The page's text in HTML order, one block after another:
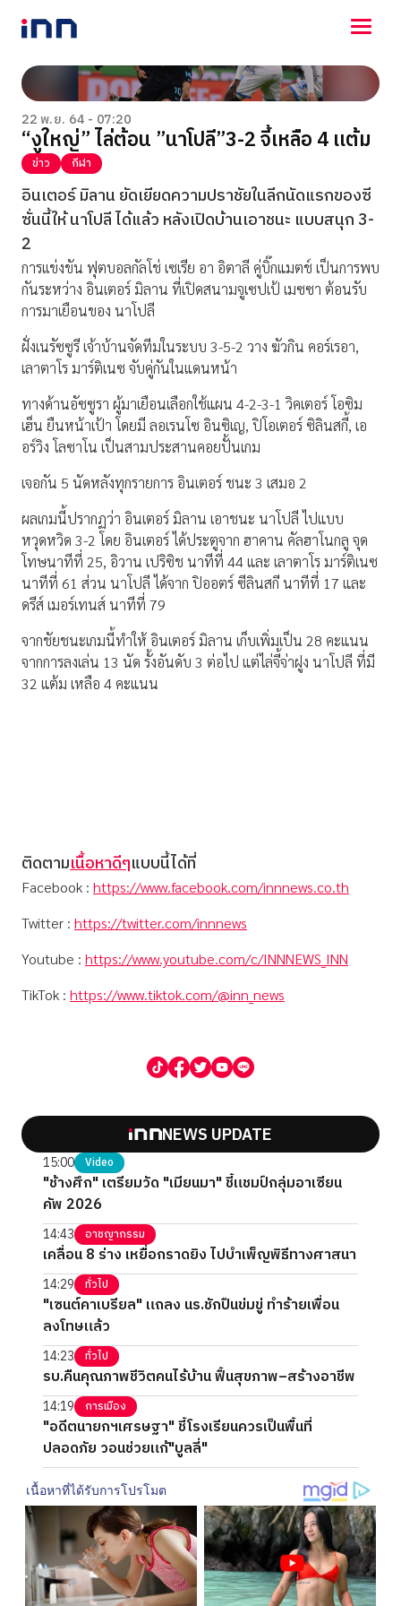
NEWS
ENTERTAINMENT
LIFESTYLE
HOROSCOPE
LOTTERY
VIDEO
ร่วมด้วยช่วยกัน
22 พ.ย. 64 - 07:20
“งูใหญ่” ไล่ต้อน ”นาโปลี”3-2 จี้เหลือ 4 เเต้ม
ข่าว กีฬา
อินเตอร์ มิลาน ยัดเยียดความปราชัยในลีกนัดแรกของซี
ซั่นนี้ให้ นาโปลี ได้แล้ว หลังเปิดบ้านเอาชนะ แบบสนุก 3-
2
การเเข่งขัน ฟุตบอลกัลโช่ เซเรีย อา อิตาลี คู่บิ๊กแมตช์ เป็นการพบ
กันระหว่าง อินเตอร์ มิลาน ที่เปิดสนามจูเซปเป้ เมซซา ต้อนรับ
การมาเยือนของ นาโปลี
ฝั่งเนรัซซูรี เจ้าบ้านจัดทีมในระบบ 3-5-2 วาง ฆัวกิน คอร์เรอา,
เลาตาโร มาร์ติเนซ จับคู่กันในแดนหน้า
ทางด้านอัซซูรา ผู้มาเยือนเลือกใช้แผน 4-2-3-1 วิคเตอร์ โอซิม
เฮ็น ยืนหน้าเป้า โดยมี ลอเรนโซ อินซิเญ, ปิโอเตอร์ ซิลินสกี้, เอ
อร์วิง โลซาโน เป็นสามประสานคอยปั้นเกม
เจอกัน 5 นัดหลังทุกรายการ อินเตอร์ ชนะ 3 เสมอ 2
ผลเกมนี้ปรากฏว่า อินเตอร์ มิลาน เอาชนะ นาโปลี ไปแบบ
หวุดหวิด 3-2 โดย อินเตอร์ ได้ประตูจาก ฮาคาน คัลฮาโนกลู จุด
โทษนาทีที่ 25, อิวาน เปริซิช นาทีที่ 44 และ เลาตาโร มาร์ติเนซ
นาทีที่ 61 ส่วน นาโปลี ได้จาก ปิออตร์ ซีลินสกี นาทีที่ 17 และ
ดรีส์ เมอร์เทนส์ นาทีที่ 79
จากชัยชนะเกมนี้ทำให้ อินเตอร์ มิลาน เก็บเพิ่มเป็น 28 คะแนน
จากการลงเล่น 13 นัด รั้งอันดับ 3 ต่อไป แต่ไล่จี้จ่าฝูง นาโปลี ที่มี
32 แต้ม เหลือ 4 คะแนน
ติดตามเนื้อหาดีๆแบบนี้ได้ที่
Facebook : https://www.facebook.com/innnews.co.th
Twitter : https://twitter.com/innnews
Youtube : https://www.youtube.com/c/INNNEWS_INN
TikTok : https://www.tiktok.com/@inn_news
NEWS UPDATE
15:00 Video
"ช้างศึก" เตรียมวัด "เมียนมา" ชี้แชมป์กลุ่มอาเซียน
คัพ 2026
14:43 อาชญากรรม
เคลื่อน 8 ร่าง เหยื่อกราดยิง ไปบำเพ็ญพิธีทางศาสนา
14:29 ทั่วไป
"เซนต์คาเบรียล" แถลง นร.ชักปืนข่มขู่ ทำร้ายเพื่อน
ลงโทษแล้ว
14:23 ทั่วไป
รบ.คืนคุณภาพชีวิตคนไร้บ้าน ฟื้นสุขภาพ–สร้างอาชีพ
14:19 การเมือง
"อดีตนายกฯเศรษฐา" ชี้โรงเรียนควรเป็นพื้นที่
ปลอดภัย วอนช่วยแก้"บูลลี่"